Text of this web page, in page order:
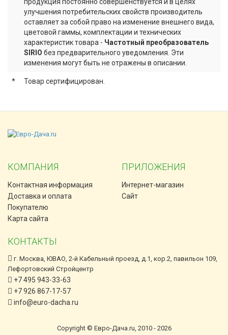
улучшения потребительских свойств производитель
оставляет за собой право на изменение внешнего вида,
цветовой гаммы, комплектации и технических
характеристик товара - Частотный преобразователь
SIRIO без предварительного уведомления. Эти
изменения могут быть не отражены в описании.
* Товар сертифицирован.
КОМПАНИЯ
Контактная информация
Доставка и оплата
Покупателю
Карта сайта
ПРИЛОЖЕНИЯ
Интернет-магазин
Сайт
КОНТАКТЫ
г. Москва, ЮВАО, 2-й Кабельный проезд, д.1, кор.2, павильон 109,
Лефортовский Стройцентр
+7 495 943-33-63
+7 926 867-17-57
info@euro-dacha.ru
Copyright © Евро-Дача.ru, 2010 - 2026